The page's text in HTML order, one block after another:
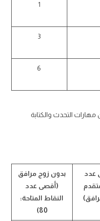
1
3
6
التحدث والكتابة
عدد
70 للمتقدم
بدون زوج مرافق
(أقصى عدد
النقاط المتاحة:
80)